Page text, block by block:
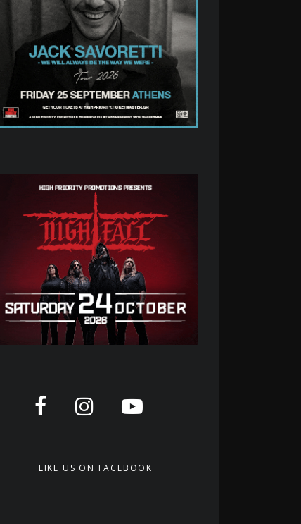
LIKE US ON FACEBOOK